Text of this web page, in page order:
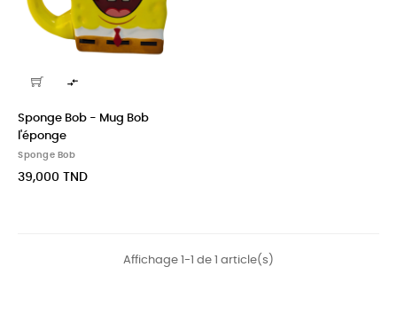

Sponge Bob - Mug Bob
l'éponge
Sponge Bob
39,000 TND
Affichage 1-1 de 1 article(s)